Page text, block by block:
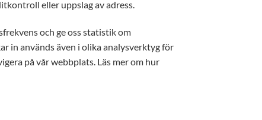
eller uppslag av adress.
och ge oss statistik om
in används även i olika analysverktyg för
på vår webbplats. Läs mer om hur